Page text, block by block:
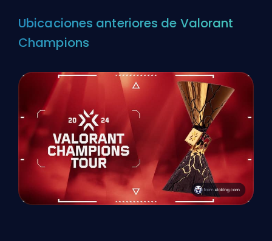
Ubicaciones anteriores de Valorant
Champions